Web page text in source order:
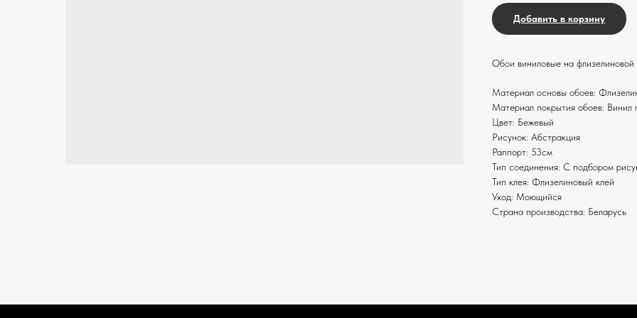
Добавить в корзину
Обои виниловые на
Материал основы обоев:
Материал покрытия обоев: Винил
Цвет: Бежевый
Рисунок: Абстракция
Раппорт: 53см
Тип соединения: С подбором
Тип клея: Флизелиновый клей
Уход: Моющийся
Страна производства: Беларусь